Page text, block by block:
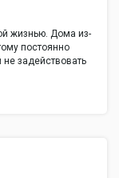
жизнью. Дома из-
постоянно
задействовать